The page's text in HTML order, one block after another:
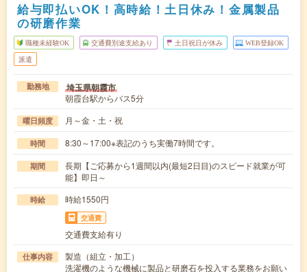
給与即払いOK！高時給！土日休み！金属製品
の研磨作業
職種未経験OK 交通費別途支給あり 土日祝日が休み WEB登録OK
派遣
勤務地 埼玉県朝霞市
朝霞台駅からバス5分
曜日頻度 月～金・土・祝
時間 8:30～17:00※表記のうち実働7時間です。
期間
長期【ご応募から1週間以内(最短2日目)のスピード就業が可
能】即日～
時給 時給1550円
交通費
交通費支給有り
仕事内容
製造（組立・加工）
洗濯機のような機械に製品と研磨石を投入する業務をお願い